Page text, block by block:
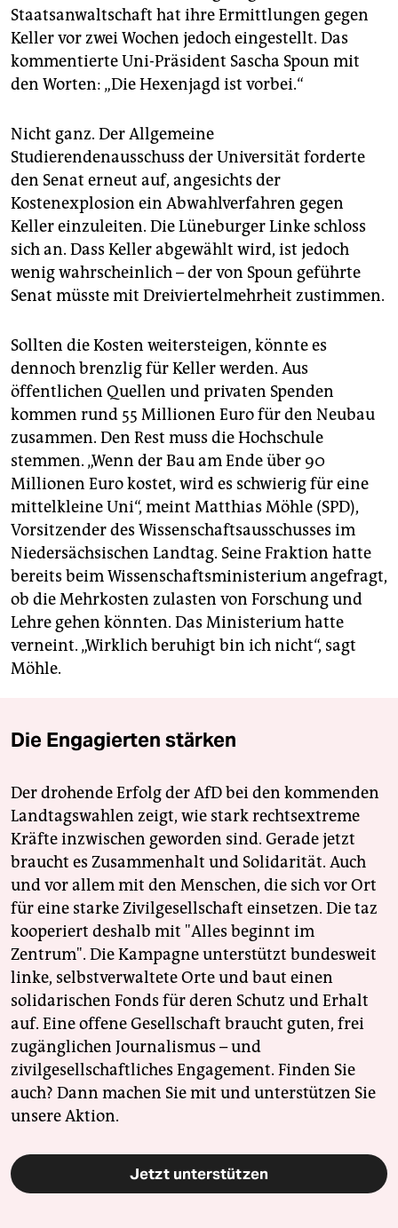
Staatsanwaltschaft hat ihre Ermittlungen gegen
Keller vor zwei Wochen jedoch eingestellt. Das
kommentierte Uni-Präsident Sascha Spoun mit
den Worten: „Die Hexenjagd ist vorbei.“
Nicht ganz. Der Allgemeine
Studierendenausschuss der Universität forderte
den Senat erneut auf, angesichts der
Kostenexplosion ein Abwahlverfahren gegen
Keller einzuleiten. Die Lüneburger Linke schloss
sich an. Dass Keller abgewählt wird, ist jedoch
wenig wahrscheinlich – der von Spoun geführte
Senat müsste mit Dreiviertelmehrheit zustimmen.
Sollten die Kosten weitersteigen, könnte es
dennoch brenzlig für Keller werden. Aus
öffentlichen Quellen und privaten Spenden
kommen rund 55 Millionen Euro für den Neubau
zusammen. Den Rest muss die Hochschule
stemmen. „Wenn der Bau am Ende über 90
Millionen Euro kostet, wird es schwierig für eine
mittelkleine Uni“, meint Matthias Möhle (SPD),
Vorsitzender des Wissenschaftsausschusses im
Niedersächsischen Landtag. Seine Fraktion hatte
bereits beim Wissenschaftsministerium angefragt,
ob die Mehrkosten zulasten von Forschung und
Lehre gehen könnten. Das Ministerium hatte
verneint. „Wirklich beruhigt bin ich nicht“, sagt
Möhle.
Die Engagierten stärken
Der drohende Erfolg der AfD bei den kommenden
Landtagswahlen zeigt, wie stark rechtsextreme
Kräfte inzwischen geworden sind. Gerade jetzt
braucht es Zusammenhalt und Solidarität. Auch
und vor allem mit den Menschen, die sich vor Ort
für eine starke Zivilgesellschaft einsetzen. Die taz
kooperiert deshalb mit "Alles beginnt im
Zentrum". Die Kampagne unterstützt bundesweit
linke, selbstverwaltete Orte und baut einen
solidarischen Fonds für deren Schutz und Erhalt
auf. Eine offene Gesellschaft braucht guten, frei
zugänglichen Journalismus – und
zivilgesellschaftliches Engagement. Finden Sie
auch? Dann machen Sie mit und unterstützen Sie
unsere Aktion.
Jetzt unterstützen